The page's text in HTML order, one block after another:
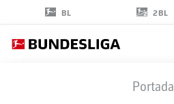
BL 2BL
Portada